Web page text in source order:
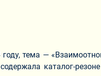
тема —
каталог-